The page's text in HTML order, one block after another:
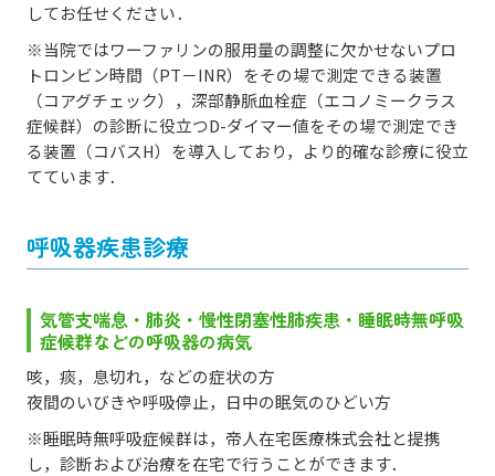
してお任せください．
※当院ではワーファリンの服用量の調整に欠かせないプロ
トロンビン時間（PT－INR）をその場で測定できる装置
（コアグチェック），深部静脈血栓症（エコノミークラス
症候群）の診断に役立つD-ダイマー値をその場で測定でき
る装置（コバスH）を導入しており，より的確な診療に役立
てています．
呼吸器疾患診療
気管支喘息・肺炎・慢性閉塞性肺疾患・睡眠時無呼吸
症候群などの呼吸器の病気
咳，痰，息切れ，などの症状の方
夜間のいびきや呼吸停止，日中の眠気のひどい方
※睡眠時無呼吸症候群は，帝人在宅医療株式会社と提携
し，診断および治療を在宅で行うことができます．